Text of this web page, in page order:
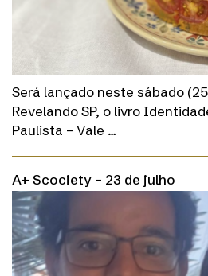
Será lançado neste sábado
Revelando SP, o livro
Paulista – Vale …
A+ Scociety – 23 de julho